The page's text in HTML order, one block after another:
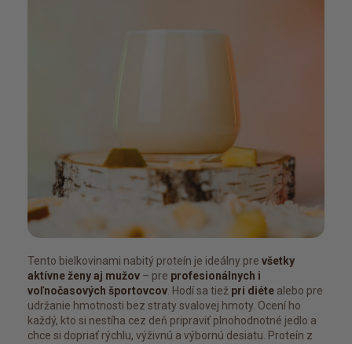
Tento bielkovinami nabitý proteín je ideálny pre všetky
aktívne ženy aj mužov – pre profesionálnych i
voľnočasových športovcov . Hodí sa tiež pri diéte alebo pre
udržanie hmotnosti bez straty svalovej hmoty. Ocení ho
každý, kto si nestíha cez deň pripraviť plnohodnotné jedlo a
chce si dopriať rýchlu, výživnú a výbornú desiatu. Proteín z